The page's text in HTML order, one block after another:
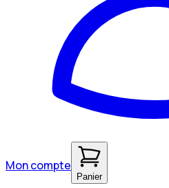
Mon compte
Panier